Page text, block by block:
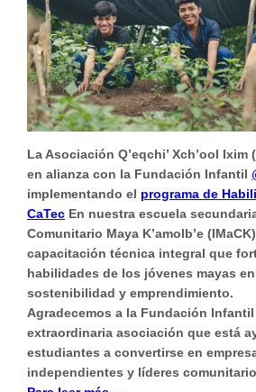
La Asociación Q’eqchi’ Xch’ool Ixim
en alianza con la Fundación Infantil
implementando el programa de
CaTec En nuestra escuela
Comunitario Maya K’amolb’e
capacitación técnica integral que
habilidades de los jóvenes mayas
sostenibilidad y emprendimiento.
Agradecemos a la Fundación
extraordinaria asociación que está
estudiantes a convertirse en
independientes y líderes